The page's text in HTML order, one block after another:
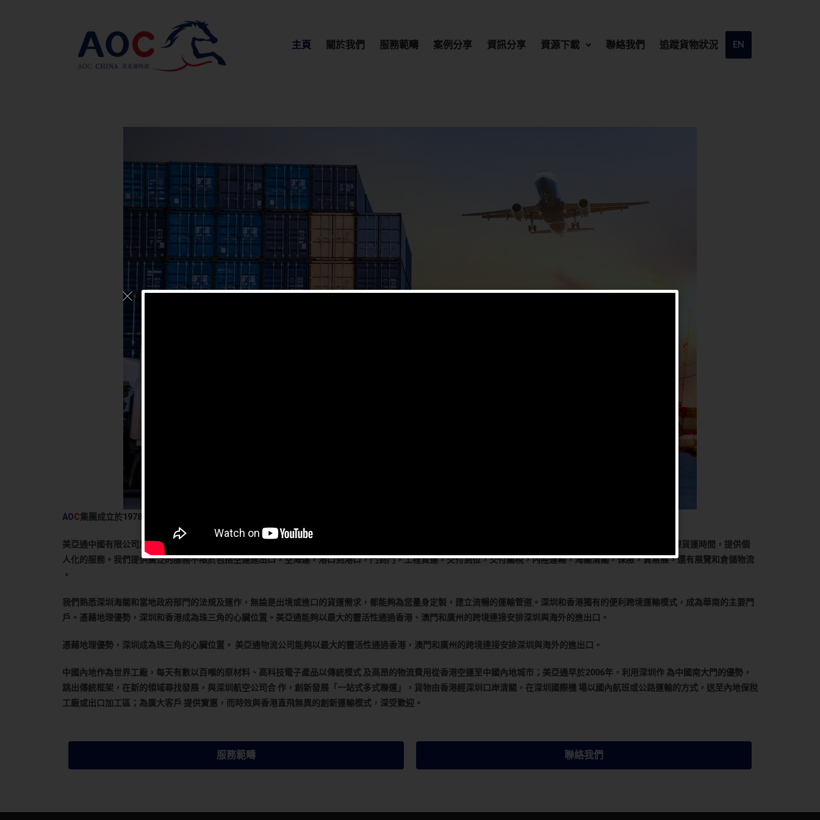
主頁 關於我們 服務範疇 案例分享 資訊分享 資源下載 聯絡我們 追蹤貨物狀況 EN
AOC集團成立於1978 年，總部設在美國洛杉磯，是美國當地具有領先地位的貨運代理之一。
美亞通中國有限公司於2004 年在深圳成立，為華南一級貨運代理。我們努力為中國客戶提供全球的物流服務。除了標準的運輸外，我們在客戶的需求基礎上專門管理貨運時間，提供個
人化的服務。我們提供廣泛的服務不限於包括空運進出口，空海運，港口到港口，門到門，工程貨運，交付到位，交付關稅，內陸運輸，海關清關，保險，貿易展，還有展覽和倉儲物流
。
我們熟悉深圳海關和當地政府部門的法規及運作，無論是出境或進口的貨運需求，都能夠為您量身定製，建立流暢的運輸管道。深圳和香港獨有的便利跨境運輸模式，成為華南的主要門
戶。憑藉地理優勢，深圳和香港成為珠三角的心臟位置。美亞通能夠以最大的靈活性通過香港、澳門和廣州的跨境連接安排深圳與海外的進出口。
憑藉地理優勢，深圳成為珠三角的心臟位置。 美亞通物流公司能夠以最大的靈活性通過香港，澳門和廣州的跨境連接安排深圳與海外的進出口。
中國內地作為世界工廠，每天有數以百噸的原材料、高科技電子產品以傳統模式 及高昂的物流費用從香港空運至中國內地城市；美亞通早於2006年，利用深圳作 為中國南大門的優勢，
跳出傳統框架，在新的領域尋找發展，與深圳航空公司合 作，創新發展「一站式多式聯運」，貨物由香港經深圳口岸清關，在深圳國際機 場以國內航班或公路運輸的方式，送至內地保稅
工廠或出口加工區；為廣大客戶 提供實惠，而時效與香港直飛無異的創新運輸模式，深受歡迎。
服務範疇 聯絡我們